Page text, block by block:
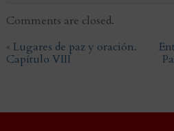
Comments are closed.
« Lugares de paz y oración.
Capítulo VIII